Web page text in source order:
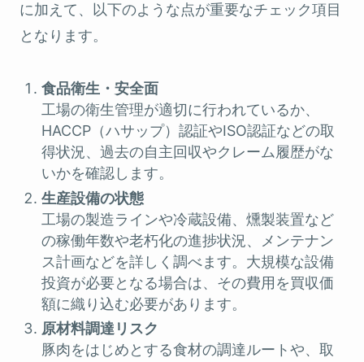
に加えて、以下のような点が重要なチェック項目
となります。
食品衛生・安全面
工場の衛生管理が適切に行われているか、
HACCP（ハサップ）認証やISO認証などの取
得状況、過去の自主回収やクレーム履歴がな
いかを確認します。
生産設備の状態
工場の製造ラインや冷蔵設備、燻製装置など
の稼働年数や老朽化の進捗状況、メンテナン
ス計画などを詳しく調べます。大規模な設備
投資が必要となる場合は、その費用を買収価
額に織り込む必要があります。
原材料調達リスク
豚肉をはじめとする食材の調達ルートや、取